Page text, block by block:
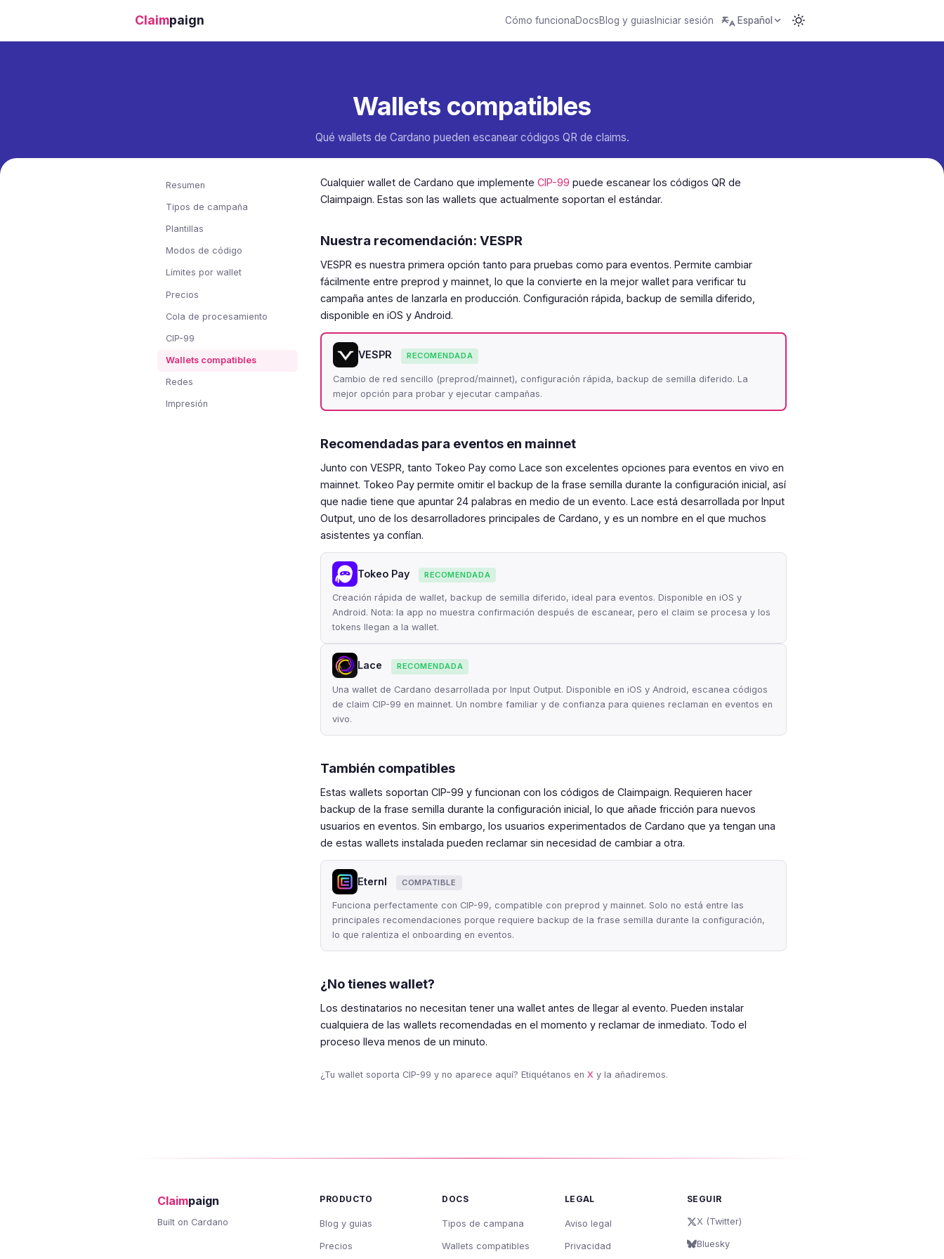
Claimpaign Cómo funcionaDocsBlog y guiasIniciar sesión Español
Wallets compatibles
Qué wallets de Cardano pueden escanear códigos QR de claims.
Resumen
Tipos de campaña
Plantillas
Modos de código
Límites por wallet
Precios
Cola de procesamiento
CIP-99
Wallets compatibles
Redes
Impresión
Cualquier wallet de Cardano que implemente CIP-99 puede escanear los códigos QR de
Claimpaign. Estas son las wallets que actualmente soportan el estándar.
Nuestra recomendación: VESPR
VESPR es nuestra primera opción tanto para pruebas como para eventos. Permite cambiar
fácilmente entre preprod y mainnet, lo que la convierte en la mejor wallet para verificar tu
campaña antes de lanzarla en producción. Configuración rápida, backup de semilla diferido,
disponible en iOS y Android.
VESPR RECOMENDADA
Cambio de red sencillo (preprod/mainnet), configuración rápida, backup de semilla diferido. La
mejor opción para probar y ejecutar campañas.
Recomendadas para eventos en mainnet
Junto con VESPR, tanto Tokeo Pay como Lace son excelentes opciones para eventos en vivo en
mainnet. Tokeo Pay permite omitir el backup de la frase semilla durante la configuración inicial, así
que nadie tiene que apuntar 24 palabras en medio de un evento. Lace está desarrollada por Input
Output, uno de los desarrolladores principales de Cardano, y es un nombre en el que muchos
asistentes ya confían.
Tokeo Pay RECOMENDADA
Creación rápida de wallet, backup de semilla diferido, ideal para eventos. Disponible en iOS y
Android. Nota: la app no muestra confirmación después de escanear, pero el claim se procesa y los
tokens llegan a la wallet.
Lace RECOMENDADA
Una wallet de Cardano desarrollada por Input Output. Disponible en iOS y Android, escanea códigos
de claim CIP-99 en mainnet. Un nombre familiar y de confianza para quienes reclaman en eventos en
vivo.
También compatibles
Estas wallets soportan CIP-99 y funcionan con los códigos de Claimpaign. Requieren hacer
backup de la frase semilla durante la configuración inicial, lo que añade fricción para nuevos
usuarios en eventos. Sin embargo, los usuarios experimentados de Cardano que ya tengan una
de estas wallets instalada pueden reclamar sin necesidad de cambiar a otra.
Eternl COMPATIBLE
Funciona perfectamente con CIP-99, compatible con preprod y mainnet. Solo no está entre las
principales recomendaciones porque requiere backup de la frase semilla durante la configuración,
lo que ralentiza el onboarding en eventos.
¿No tienes wallet?
Los destinatarios no necesitan tener una wallet antes de llegar al evento. Pueden instalar
cualquiera de las wallets recomendadas en el momento y reclamar de inmediato. Todo el
proceso lleva menos de un minuto.
¿Tu wallet soporta CIP-99 y no aparece aquí? Etiquétanos en X y la añadiremos.
Claimpaign
Built on Cardano
PRODUCTO
Blog y guias
Precios
DOCS
Tipos de campana
Wallets compatibles
LEGAL
Aviso legal
Privacidad
SEGUIR
X (Twitter)
Bluesky